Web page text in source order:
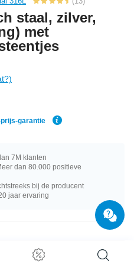
staal, zilver,
met
garantie
7M klanten
dan 80.000 positieve
bij de producent
jaar ervaring